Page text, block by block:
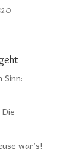
Sinn:
war’s!